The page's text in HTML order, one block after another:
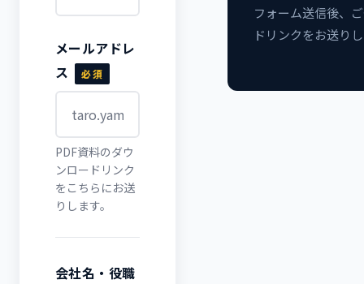
メールアドレ
ス
必須
PDF資料のダウ
ンロードリンク
をこちらにお送
りします。
会社名・役職
フォーム送信後、
ドリンクをお送り